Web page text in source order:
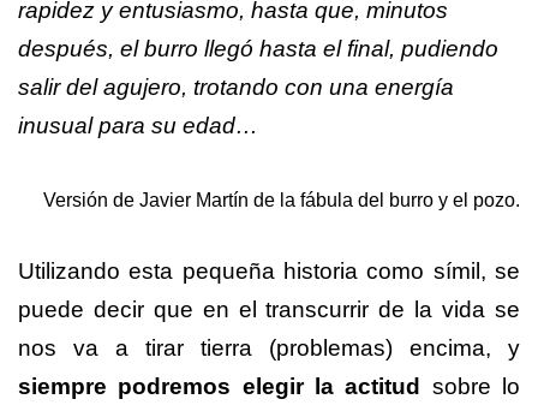
rapidez y entusiasmo, hasta que, minutos
después, el burro llegó hasta el final, pudiendo
salir del agujero, trotando con una energía
inusual para su edad…
Versión de Javier Martín de la fábula del burro y el pozo.
Utilizando esta pequeña historia como símil, se
puede decir que en el transcurrir de la vida se
nos va a tirar tierra (problemas) encima, y
siempre podremos elegir la actitud
sobre lo